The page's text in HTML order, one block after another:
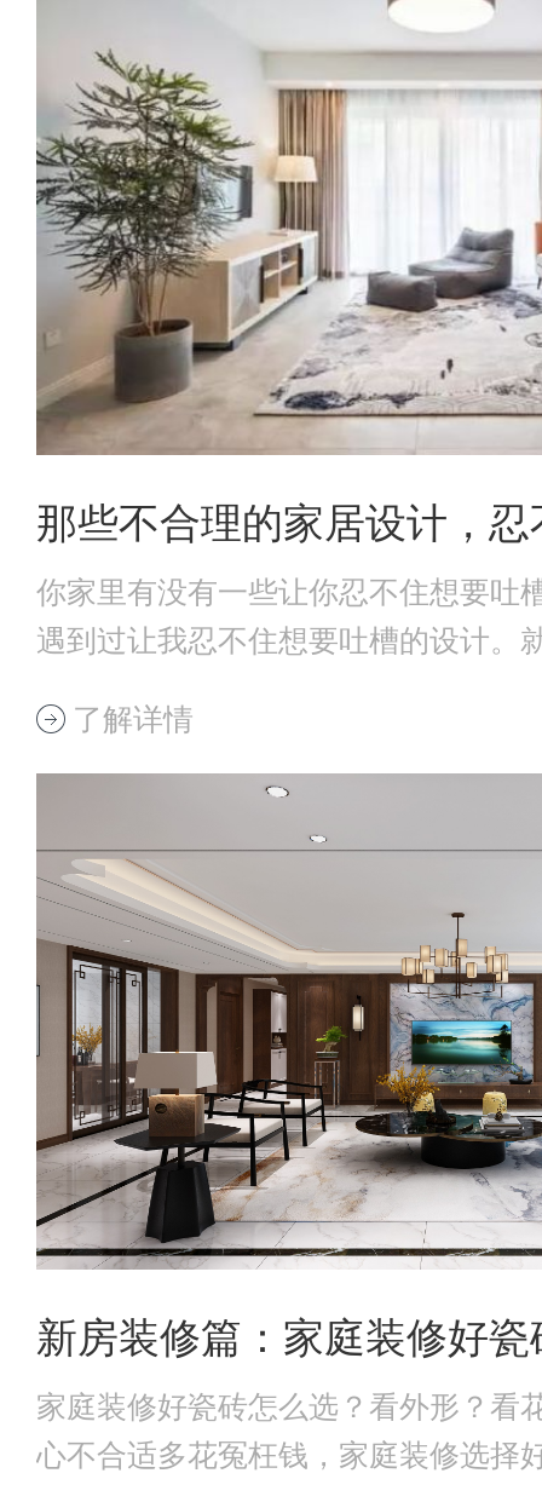
那些不合理的家居设计，
你家里有没有一些让你忍不住想要吐
遇到过让我忍不住想要吐槽的设计。
了解详情
家庭装修好瓷砖怎么选？看外形？看
心不合适多花冤枉钱，家庭装修选择